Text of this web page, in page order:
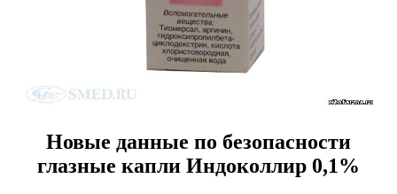
Новые данные по безопасности
глазные капли Индоколлир 0,1%